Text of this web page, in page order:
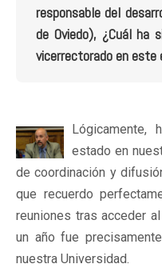
responsable del
de Oviedo), ¿Cuál ha
vicerrectorado en este
estado en
de coordinación y
que recuerdo
reuniones tras acceder
un año fue
nuestra Universidad.